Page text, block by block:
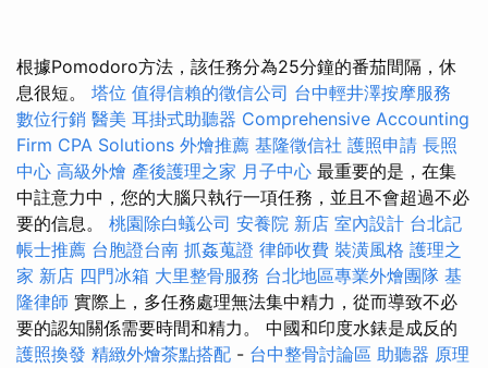
根據Pomodoro方法，該任務分為25分鐘的番茄間隔，休
息很短。 塔位 值得信賴的徵信公司 台中輕井澤按摩服務
數位行銷 醫美 耳掛式助聽器 Comprehensive Accounting
Firm CPA Solutions 外燴推薦 基隆徵信社 護照申請 長照
中心 高級外燴 產後護理之家 月子中心 最重要的是，在集
中註意力中，您的大腦只執行一項任務，並且不會超過不必
要的信息。 桃園除白蟻公司 安養院 新店 室內設計 台北記
帳士推薦 台胞證台南 抓姦蒐證 律師收費 裝潢風格 護理之
家 新店 四門冰箱 大里整骨服務 台北地區專業外燴團隊 基
隆律師 實際上，多任務處理無法集中精力，從而導致不必
要的認知關係需要時間和精力。 中國和印度水錶是成反的
護照換發 精緻外燴茶點搭配 - 台中整骨討論區 助聽器 原理